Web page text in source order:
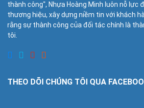
thành công", Nhựa Hoàng Minh luôn nỗ lực
thương hiệu, xây dựng niềm tin với khách
rằng sự thành công của đối tác chính là
tôi.
THEO DÕI CHÚNG TÔI QUA